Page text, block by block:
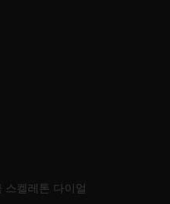
스켈레톤 다이얼